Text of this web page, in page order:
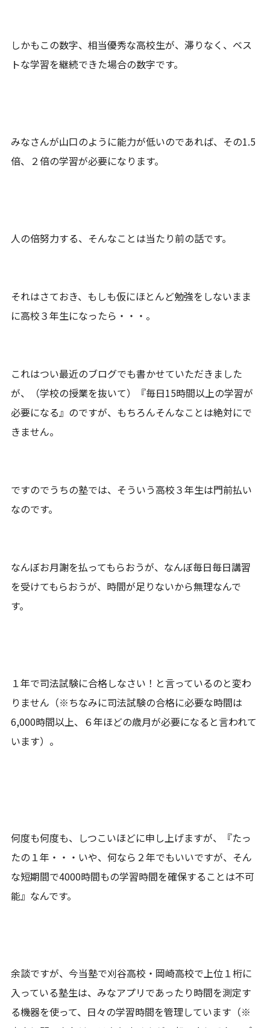
しかもこの数字、相当優秀な高校生が、滞りなく、ベス
トな学習を継続できた場合の数字です。
みなさんが山口のように能力が低いのであれば、その1.5
倍、２倍の学習が必要になります。
人の倍努力する、そんなことは当たり前の話です。
それはさておき、もしも仮にほとんど勉強をしないまま
に高校３年生になったら・・・。
これはつい最近のブログでも書かせていただきました
が、（学校の授業を抜いて）『毎日15時間以上の学習が
必要になる』のですが、もちろんそんなことは絶対にで
きません。
ですのでうちの塾では、そういう高校３年生は門前払い
なのです。
なんぼお月謝を払ってもらおうが、なんぼ毎日毎日講習
を受けてもらおうが、時間が足りないから無理なんで
す。
１年で司法試験に合格しなさい！と言っているのと変わ
りません（※ちなみに司法試験の合格に必要な時間は
6,000時間以上、６年ほどの歳月が必要になると言われて
います）。
何度も何度も、しつこいほどに申し上げますが、『たっ
たの１年・・・いや、何なら２年でもいいですが、そん
な短期間で4000時間もの学習時間を確保することは不可
能』なんです。
余談ですが、今当塾で刈谷高校・岡崎高校で上位１桁に
入っている塾生は、みなアプリであったり時間を測定す
る機器を使って、日々の学習時間を管理しています（※